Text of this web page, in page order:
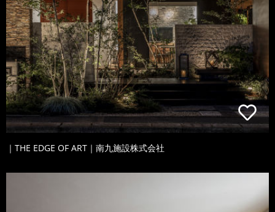
｜THE EDGE OF ART｜南九施設株式会社